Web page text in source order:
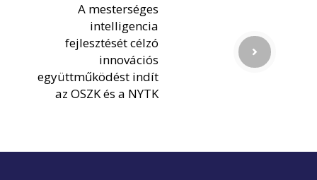
A mesterséges
intelligencia
fejlesztését célzó
innovációs
együttműködést indít
az OSZK és a NYTK